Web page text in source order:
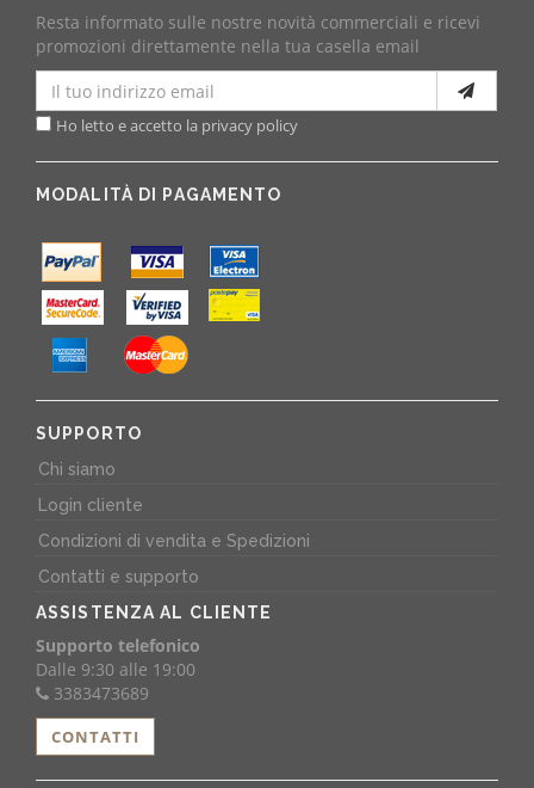
Resta informato sulle nostre novità commerciali e ricevi
promozioni direttamente nella tua casella email
Ho letto e accetto la privacy policy
MODALITÀ DI PAGAMENTO
SUPPORTO
Chi siamo
Login cliente
Condizioni di vendita e Spedizioni
Contatti e supporto
ASSISTENZA AL CLIENTE
Supporto telefonico
Dalle 9:30 alle 19:00
3383473689
CONTATTI